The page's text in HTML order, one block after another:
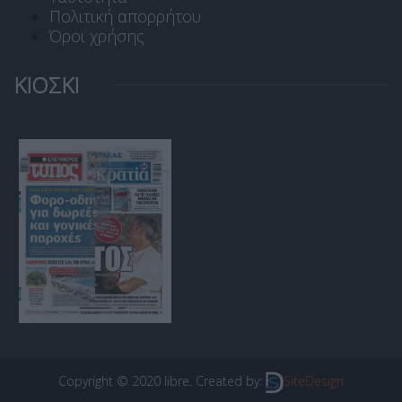
Πολιτική απορρήτου
Όροι χρήσης
ΚΙΟΣΚΙ
Copyright © 2020 libre. Created by: SiteDesign